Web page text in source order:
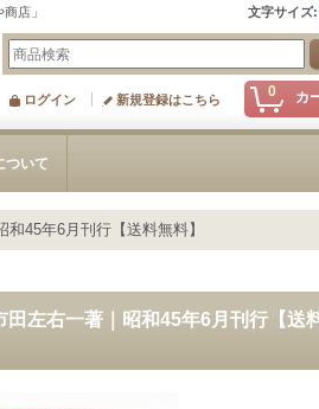
店」 文字サイズ:
0 カ
ログイン 新規登録はこちら
ついて
45年6月刊行【送料無料】
左右一著｜昭和45年6月刊行【送